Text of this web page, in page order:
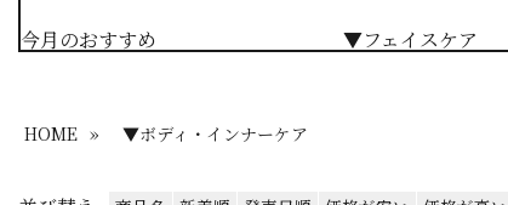
今月のおすすめ ▼フェイスケア
HOME » ▼ボディ・インナーケア